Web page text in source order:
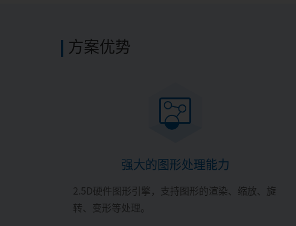
方案优势
强大的图形处理能力
2.5D硬件图形引擎，支持图形的渲染、缩放、旋
转、变形等处理。